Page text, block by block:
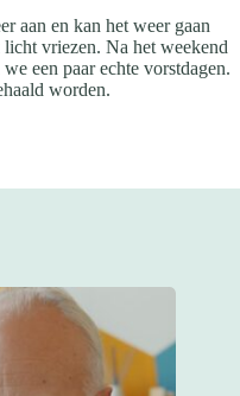
aan en kan het weer gaan
licht vriezen. Na het weekend
een paar echte vorstdagen.
worden.